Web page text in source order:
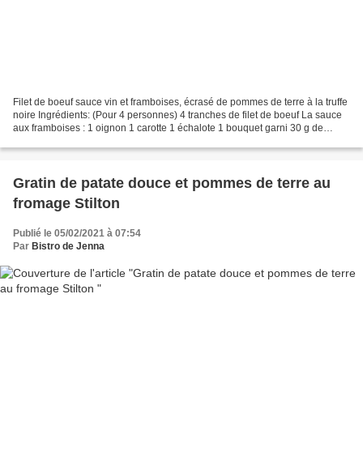
Filet de boeuf sauce vin et framboises, écrasé de pommes de terre à la truffe
noire Ingrédients: (Pour 4 personnes) 4 tranches de filet de boeuf La sauce
aux framboises : 1 oignon 1 carotte 1 échalote 1 bouquet garni 30 g de
Gratin de patate douce et pommes de terre au
fromage Stilton
Publié le 05/02/2021 à 07:54
Par Bistro de Jenna